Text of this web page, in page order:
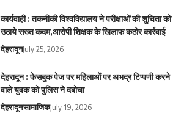
कार्यवाही : तकनीकी विश्वविद्यालय ने परीक्षाओं की शुचिता को
उठाये सख्त कदम,आरोपी शिक्षक के खिलाफ कठोर कार्रवाई
देहरादूनJuly 25, 2026
देहरादून : फेसबुक पेज पर महिलाओं पर अभद्र टिप्पणी करने
वाले युवक को पुलिस ने दबोचा
देहरादूनसामाजिकJuly 19, 2026